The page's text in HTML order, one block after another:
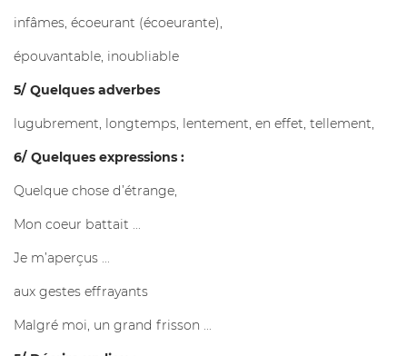
infâmes, écoeurant (écoeurante),
épouvantable, inoubliable
5/ Quelques adverbes
lugubrement, longtemps, lentement, en effet, tellement,
6/ Quelques expressions :
Quelque chose d’étrange,
Mon coeur battait ...
Je m’aperçus ...
aux gestes effrayants
Malgré moi, un grand frisson ...